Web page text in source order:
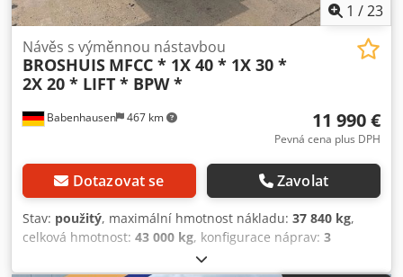
1 /23
Babenhausen 467 km
Návěs s výměnnou nástavbou
BROSHUIS MFCC * 1X 40 * 1X 30 *
2X 20 * LIFT * BPW *
11 990 €
Pevná cena plus DPH
Dotazovat se Zavolat
Stav: použitý, maximální hmotnost nákladu: 37 840 kg,
celková hmotnost: 43 000 kg, konfigurace náprav: 3
07/2013